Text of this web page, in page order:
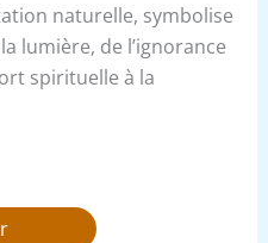
naturelle, symbolise
lumière, de l’ignorance
spirituelle à la